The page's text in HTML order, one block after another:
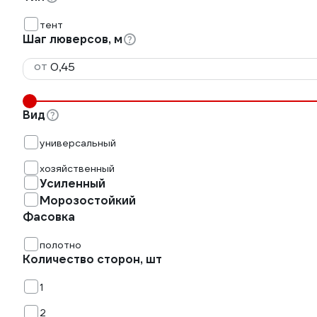
тент
Шаг люверсов, м
от
Вид
универсальный
хозяйственный
Усиленный
Морозостойкий
Фасовка
полотно
Количество сторон, шт
1
2